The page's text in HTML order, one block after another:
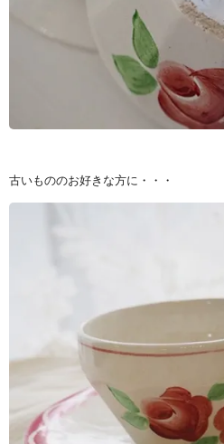
古いもののお好きな方に・・・